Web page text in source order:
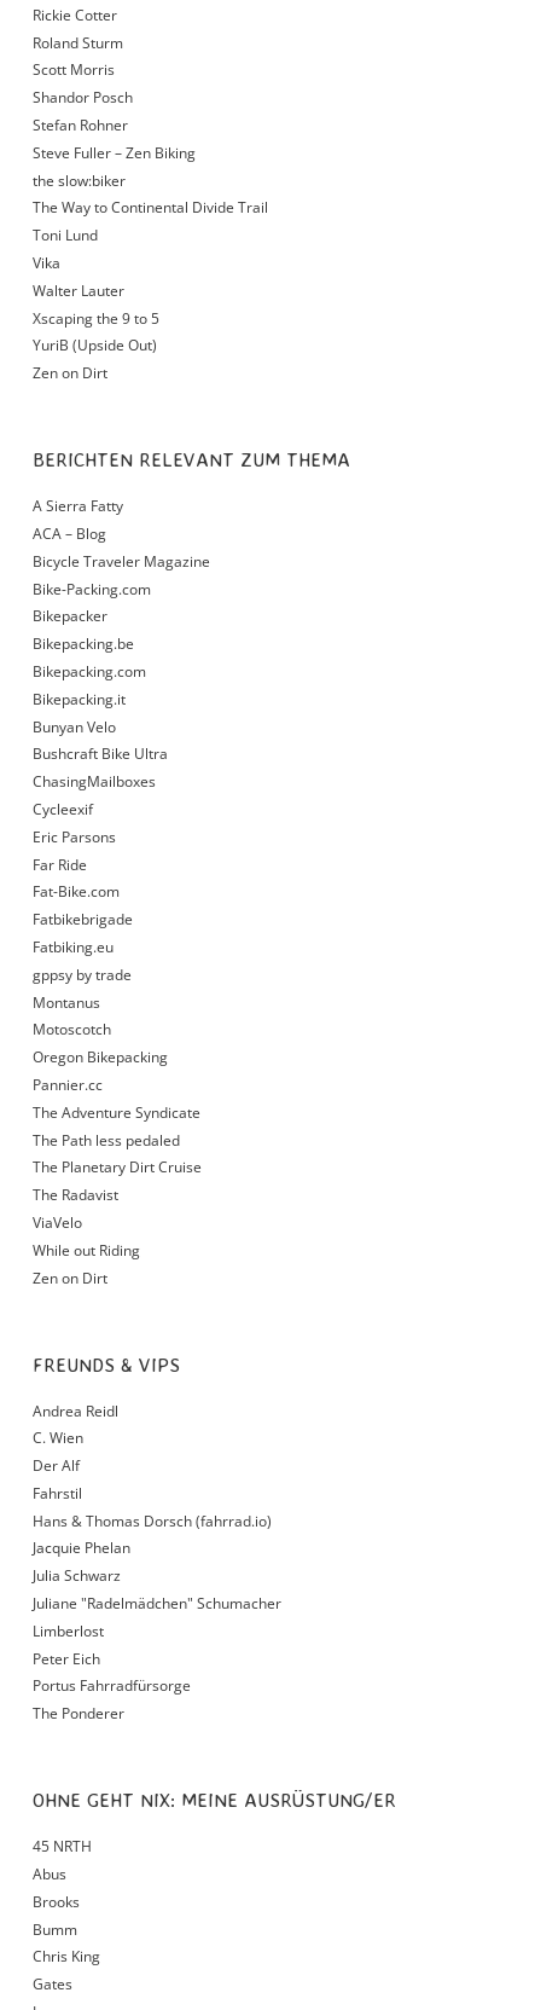
Rickie Cotter
Roland Sturm
Scott Morris
Shandor Posch
Stefan Rohner
Steve Fuller – Zen Biking
the slow:biker
The Way to Continental Divide Trail
Toni Lund
Vika
Walter Lauter
Xscaping the 9 to 5
YuriB (Upside Out)
Zen on Dirt
BERICHTEN RELEVANT ZUM THEMA
A Sierra Fatty
ACA – Blog
Bicycle Traveler Magazine
Bike-Packing.com
Bikepacker
Bikepacking.be
Bikepacking.com
Bikepacking.it
Bunyan Velo
Bushcraft Bike Ultra
ChasingMailboxes
Cycleexif
Eric Parsons
Far Ride
Fat-Bike.com
Fatbikebrigade
Fatbiking.eu
gppsy by trade
Montanus
Motoscotch
Oregon Bikepacking
Pannier.cc
The Adventure Syndicate
The Path less pedaled
The Planetary Dirt Cruise
The Radavist
ViaVelo
While out Riding
Zen on Dirt
FREUNDS & VIPS
Andrea Reidl
C. Wien
Der Alf
Fahrstil
Hans & Thomas Dorsch (fahrrad.io)
Jacquie Phelan
Julia Schwarz
Juliane "Radelmädchen" Schumacher
Limberlost
Peter Eich
Portus Fahrradfürsorge
The Ponderer
OHNE GEHT NIX: MEINE AUSRÜSTUNG/ER
45 NRTH
Abus
Brooks
Bumm
Chris King
Gates